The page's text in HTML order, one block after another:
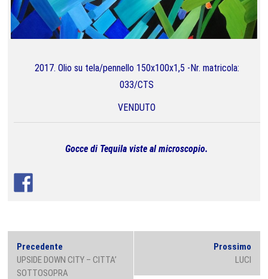
2017. Olio su tela/pennello 150x100x1,5 -Nr. matricola:
033/CTS
VENDUTO
Gocce di Tequila viste al microscopio.
Navigazione
articoli
Precedente
post:
UPSIDE DOWN CITY – CITTA’
SOTTOSOPRA
ProssimoNext
LUCI